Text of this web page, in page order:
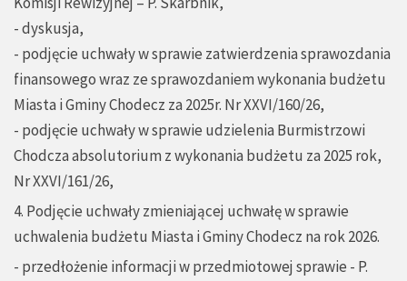
- dyskusja,
- podjęcie uchwały w sprawie zatwierdzenia sprawozdania
finansowego wraz ze sprawozdaniem wykonania budżetu
Miasta i Gminy Chodecz za 2025r. Nr XXVI/160/26,
- podjęcie uchwały w sprawie udzielenia Burmistrzowi
Chodcza absolutorium z wykonania budżetu za 2025 rok,
Nr XXVI/161/26,
4. Podjęcie uchwały zmieniającej uchwałę w sprawie
uchwalenia budżetu Miasta i Gminy Chodecz na rok 2026.
- przedłożenie informacji w przedmiotowej sprawie - P.